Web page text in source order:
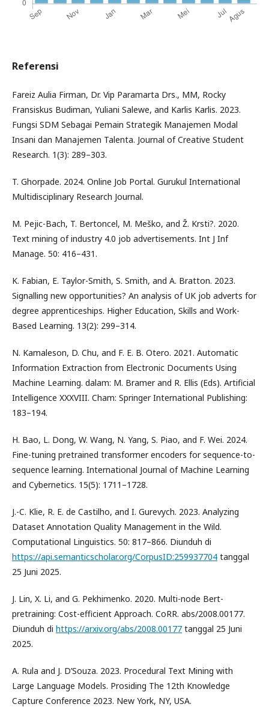
Referensi
Fareiz Aulia Firman, Dr. Vip Paramarta Drs., MM, Rocky
Fransiskus Budiman, Yuliani Salewe, and Karlis Karlis. 2023.
Fungsi SDM Sebagai Pemain Strategik Manajemen Modal
Insani dan Manajemen Talenta. Journal of Creative Student
Research. 1(3): 289–303.
T. Ghorpade. 2024. Online Job Portal. Gurukul International
Multidisciplinary Research Journal.
M. Pejic-Bach, T. Bertoncel, M. Meško, and Ž. Krsti?. 2020.
Text mining of industry 4.0 job advertisements. Int J Inf
Manage. 50: 416–431.
K. Fabian, E. Taylor-Smith, S. Smith, and A. Bratton. 2023.
Signalling new opportunities? An analysis of UK job adverts for
degree apprenticeships. Higher Education, Skills and Work-
Based Learning. 13(2): 299–314.
N. Kamaleson, D. Chu, and F. E. B. Otero. 2021. Automatic
Information Extraction from Electronic Documents Using
Machine Learning. dalam: M. Bramer and R. Ellis (Eds). Artificial
Intelligence XXXVIII. Cham: Springer International Publishing:
183–194.
H. Bao, L. Dong, W. Wang, N. Yang, S. Piao, and F. Wei. 2024.
Fine-tuning pretrained transformer encoders for sequence-to-
sequence learning. International Journal of Machine Learning
and Cybernetics. 15(5): 1711–1728.
J.-C. Klie, R. E. de Castilho, and I. Gurevych. 2023. Analyzing
Dataset Annotation Quality Management in the Wild.
Computational Linguistics. 50: 817–866. Diunduh di
https://api.semanticscholar.org/CorpusID:259937704 tanggal
25 Juni 2025.
J. Lin, X. Li, and G. Pekhimenko. 2020. Multi-node Bert-
pretraining: Cost-efficient Approach. CoRR. abs/2008.00177.
Diunduh di https://arxiv.org/abs/2008.00177 tanggal 25 Juni
2025.
A. Rula and J. D’Souza. 2023. Procedural Text Mining with
Large Language Models. Prosiding The 12th Knowledge
Capture Conference 2023. New York, NY, USA.